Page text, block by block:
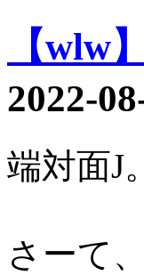
【wlw
2022-
端対面J。
さーて